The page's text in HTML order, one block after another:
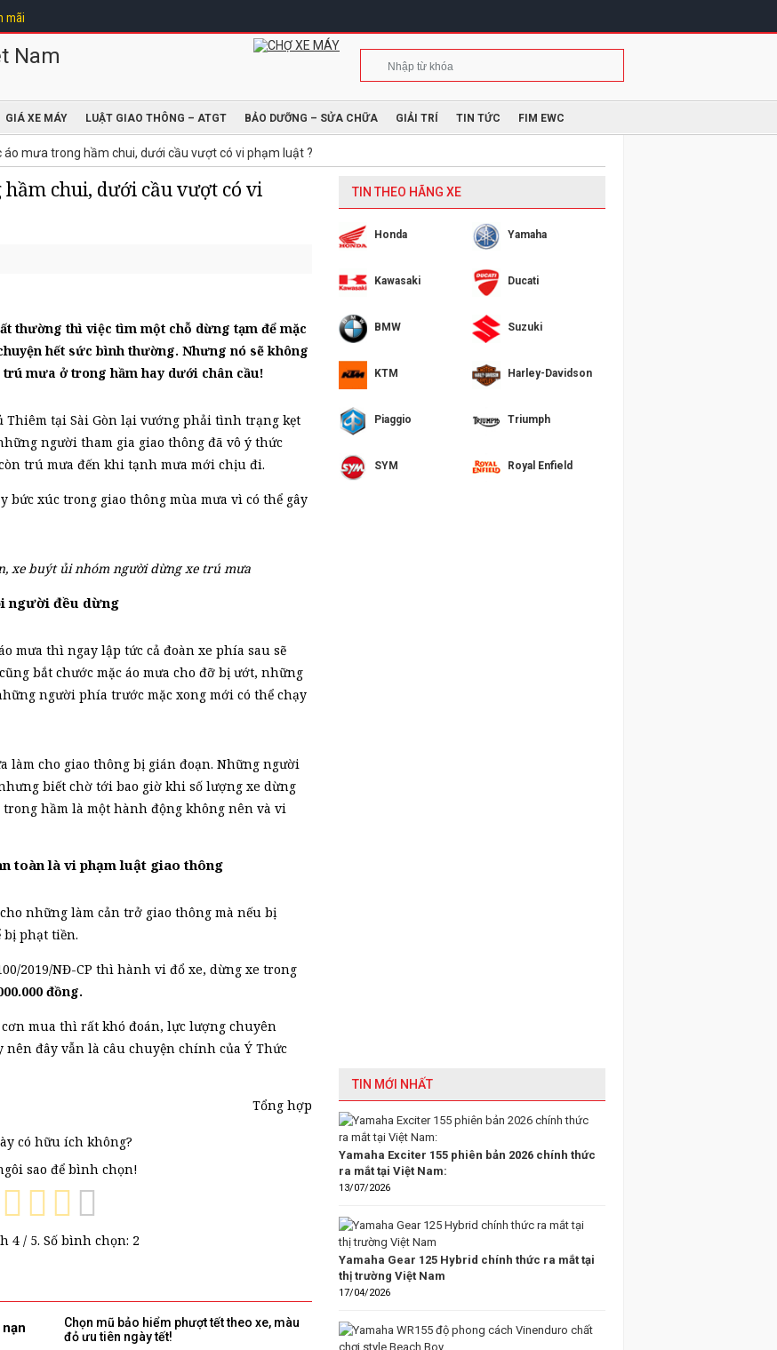
mãi
GIÁ XE MÁY LUẬT GIAO THÔNG – ATGT BẢO DƯỠNG – SỬA CHỮA GIẢI TRÍ TIN TỨC FIM EWC
áo mưa trong hầm chui, dưới cầu vượt có vi phạm luật ?
chui, dưới cầu vượt có vi
thường thì việc tìm một chỗ dừng tạm để mặc
hết sức bình thường. Nhưng nó sẽ không
mưa ở trong hầm hay dưới chân cầu!
Thiêm tại Sài Gòn lại vướng phải tình trạng kẹt
người tham gia giao thông đã vô ý thức
trú mưa đến khi tạnh mưa mới chịu đi.
xúc trong giao thông mùa mưa vì có thể gây
xe buýt ủi nhóm người dừng xe trú mưa
người đều dừng
mưa thì ngay lập tức cả đoàn xe phía sau sẽ
bắt chước mặc áo mưa cho đỡ bị ướt, những
người phía trước mặc xong mới có thể chạy
làm cho giao thông bị gián đoạn. Những người
biết chờ tới bao giờ khi số lượng xe dừng
hầm là một hành động không nên và vi
toàn là vi phạm luật giao thông
những làm cản trở giao thông mà nếu bị
phạt tiền.
2019/NĐ-CP thì hành vi đổ xe, dừng xe trong
đồng.
mua thì rất khó đoán, lực lượng chuyên
đây vẫn là câu chuyện chính của Ý Thức
Tổng hợp
có hữu ích không?
sao để bình chọn!
4/ 5. Số bình chọn: 2
Chọn mũ bảo hiểm phượt tết theo xe, màu
đỏ ưu tiên ngày tết!
TIN THEO HÃNG XE
Honda Yamaha
Kawasaki Ducati
BMW Suzuki
KTM Harley-Davidson
Piaggio Triumph
SYM Royal Enfield
TIN MỚI NHẤT
Yamaha Exciter 155 phiên bản 2026 chính thức
ra mắt tại Việt Nam:
13/07/2026
Yamaha Gear 125 Hybrid chính thức ra mắt tại
thị trường Việt Nam
17/04/2026